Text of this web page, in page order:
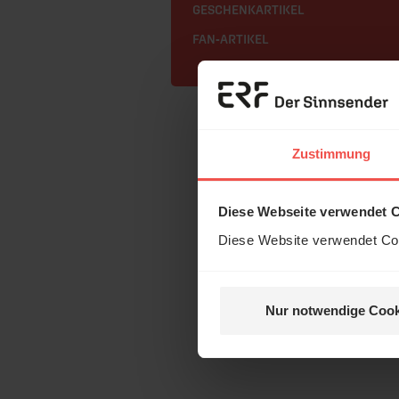
Zustimmung
Diese Webseite verwendet
Diese Website verwendet
Nur notwendige
GESCHENKARTIKEL
FAN-ARTIKEL